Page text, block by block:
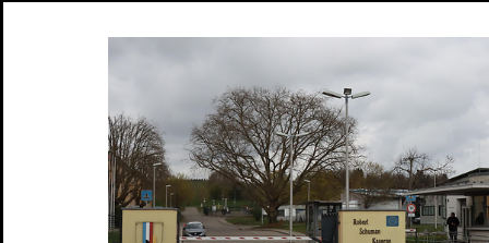
bundeswehreinheitlichen Heimatschutzausbildung Streitkräfte und
der anschließenden Heimatschutzausbildung Streitkräfte
Fortgeschritten zusammen.
Die folgenden Ausbildungsinhalte werden Ihnen in der
Basisausbildung vermittelt. Der zeitliche Ablauf und die
Reihenfolge der Themen können variieren.